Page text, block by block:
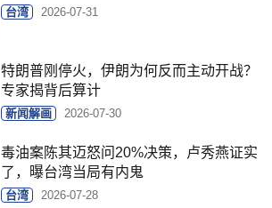
台湾 2026-07-31
特朗普刚停火，伊朗为何反而主动开战？
专家揭背后算计
新闻解画 2026-07-30
毒油案陈其迈怒问20%决策，卢秀燕证实
了，曝台湾当局有内鬼
台湾 2026-07-28